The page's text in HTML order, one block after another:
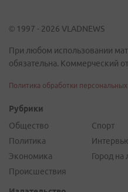
© 1997 - 2026 VLADNEWS
При любом использовании
обязательна. Коммерческий
Политика обработки
Рубрики
Общество
Политика
Экономика
Происшествия
Спорт
Город на